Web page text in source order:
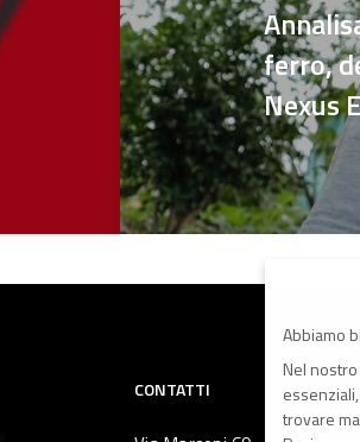
ferro,
Nexus
CONTATTI
Abbiamo
Nel
trovare